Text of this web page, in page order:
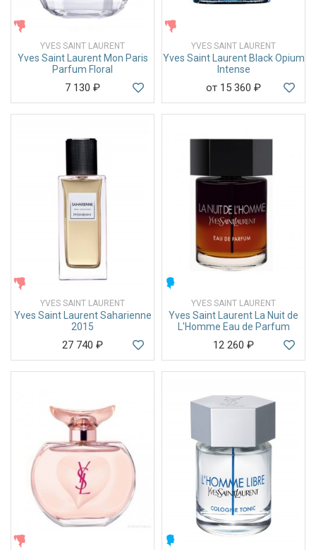
YVES SAINT LAURENT
Yves Saint Laurent Mon Paris
Parfum Floral
7 130 ₽
YVES SAINT LAURENT
Yves Saint Laurent Black Opium
Intense
от 15 360 ₽
ЖЕНСКИЕ
YVES SAINT LAURENT
Yves Saint Laurent Saharienne
2015
27 740 ₽
YVES SAINT LAURENT
Yves Saint Laurent La Nuit de
L'Homme Eau de Parfum
12 260 ₽